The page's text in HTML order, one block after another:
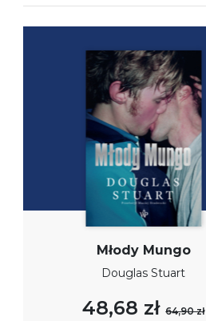
Młody Mungo
Douglas Stuart
48,68 zł64,90 zł